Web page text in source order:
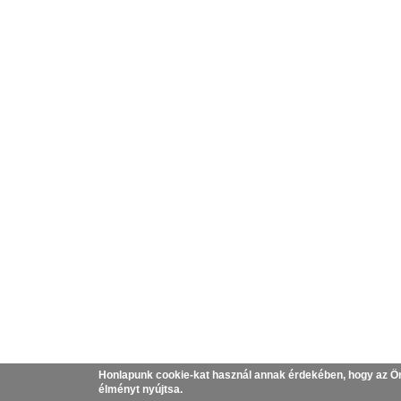
Honlapunk cookie-kat használ annak érdekében, hogy az
élményt nyújtsa.